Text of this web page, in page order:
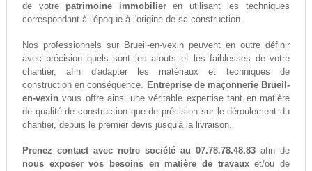
de votre patrimoine immobilieren utilisant les techniques
correspondant à l'époque à l'origine de sa construction.
Nos professionnels sur Brueil-en-vexin peuvent en outre définir
avec précision quels sont les atouts et les faiblesses de votre
chantier, afin d'adapter les matériaux et techniques de
construction en conséquence. Entreprise de maçonnerie Brueil-
en-vexin vous offre ainsi une véritable expertise tant en matière
de qualité de construction que de précision sur le déroulement du
chantier, depuis le premier devis jusqu'à la livraison.
Prenez contact avec notre société au 07.78.78.48.83 afin de
nous exposer vos besoins en matière de travauxet/ou de